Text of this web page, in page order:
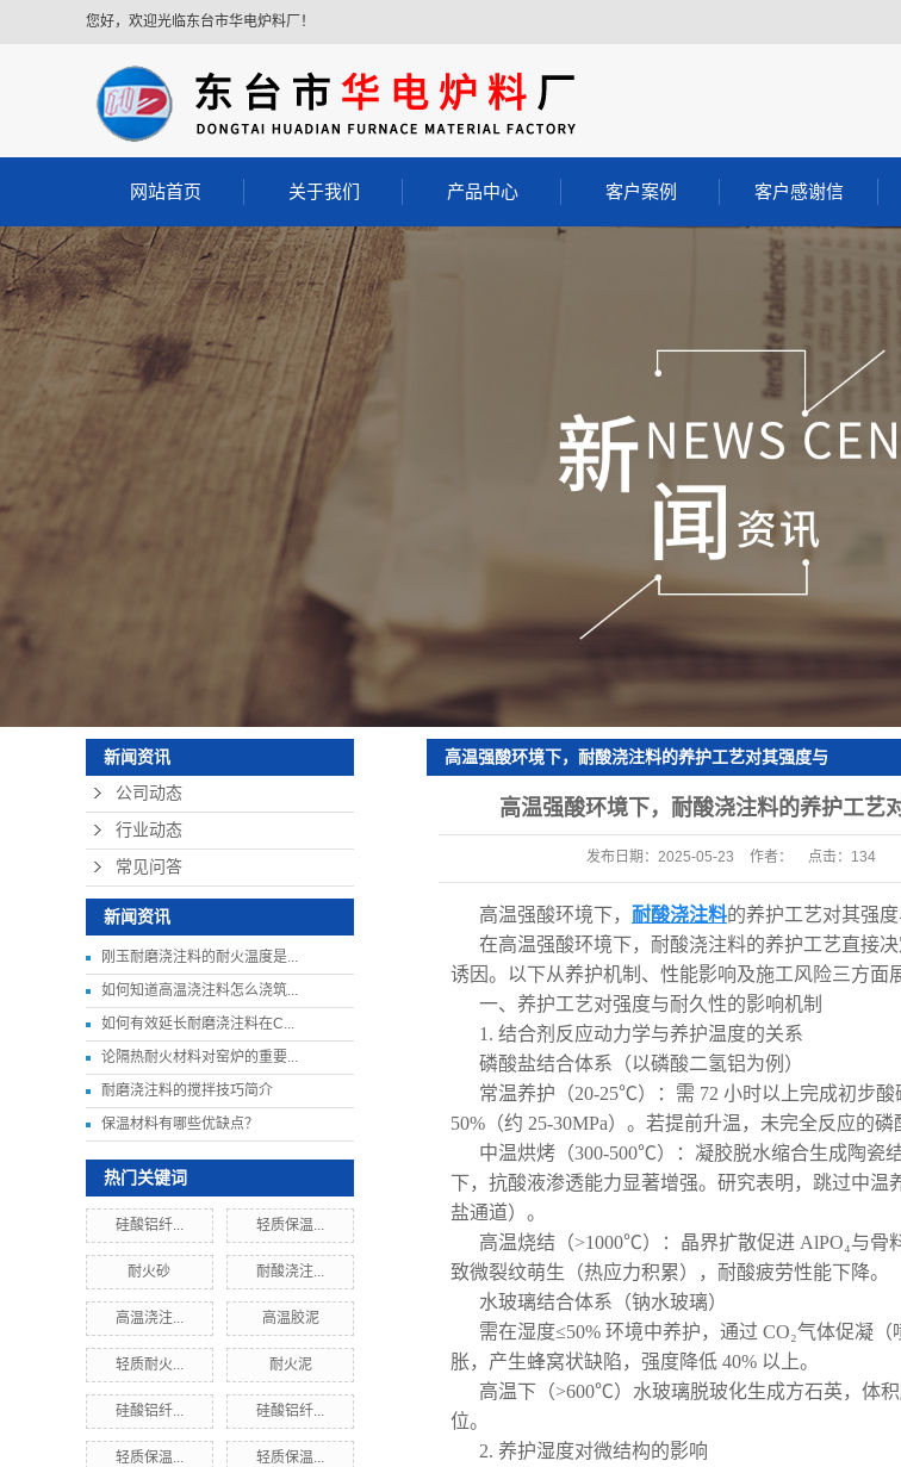
您好，欢迎光临东台市华电炉料厂！
网站首页 关于我们
公司简介
产品中心
硅酸铝纤维板
客户案例 客户感谢信
新闻资讯
公司动态
行业动态
常见问答
新闻资讯
刚玉耐磨浇注料的耐火温度是...
如何知道高温浇注料怎么浇筑...
如何有效延长耐磨浇注料在C...
论隔热耐火材料对窑炉的重要...
耐磨浇注料的搅拌技巧简介
保温材料有哪些优缺点？
热门关键词
硅酸铝纤... 轻质保温...
耐火砂 耐酸浇注...
高温浇注... 高温胶泥
轻质耐火... 耐火泥
硅酸铝纤... 硅酸铝纤...
轻质保温... 轻质保温...
高温强酸环境下，耐酸浇注料的养护工艺对其强度与
耐久性有何影响？施工时需规避哪些常见问题？
高温强酸环境下，耐酸浇注料的养护工艺
发布日期： 2025-05-23 作者： 点击： 134
高温强酸环境下， 耐酸浇注料的养护工艺对其强
在高温强酸环境下，耐酸浇注料的养护工艺直接
诱因。以下从养护机制、性能影响及施工风险三方面
一、养护工艺对强度与耐久性的影响机制
1. 结合剂反应动力学与养护温度的关系
磷酸盐结合体系（以磷酸二氢铝为例）
常温养护（20-25℃）：需 72 小时以上完成初步
50%（约 25-30MPa）。若提前升温，未完全反应的
中温烘烤（300-500℃）：凝胶脱水缩合生成陶瓷
下，抗酸液渗透能力显著增强。研究表明，跳过中
盐通道）。
高温烧结（>1000℃）：晶界扩散促进 AlPO₄与骨
致微裂纹萌生（热应力积累），耐酸疲劳性能下降。
水玻璃结合体系（钠水玻璃）
需在湿度≤50% 环境中养护，通过 CO₂气体促凝
胀，产生蜂窝状缺陷，强度降低 40% 以上。
高温下（>600℃）水玻璃脱玻化生成方石英，体
位。
2. 养护湿度对微结构的影响